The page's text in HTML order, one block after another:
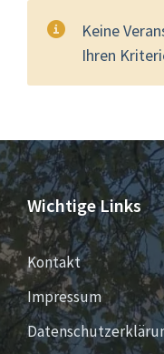
Keine
Ihren
Wichtige Links
Kontakt
Impressum